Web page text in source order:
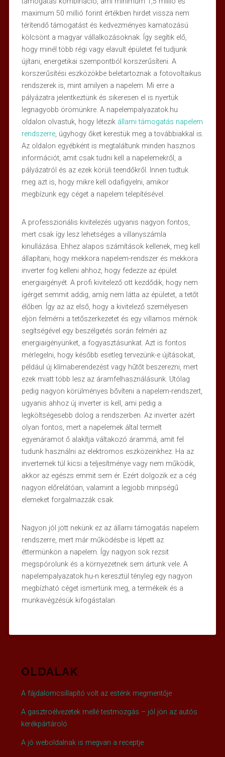
maximum 50 millió forint értékben hirdet vissza nem
térítendő támogatást és kedvezményes kamatozású
kölcsönt a magyar vállalkozásoknak. Így segítik elő,
hogy minél több régi vagy elavult épületet fel tudjunk
újítani, energetikai szempontból korszerűsíteni. A
korszerűsítési eszközökbe beletartoznak a fotovoltaikus
rendszerek is, mint amilyen a napelem. Mi erre a
pályázatra jelentkeztünk és sikeresen el is nyertük
legnagyobb örömünkre. A napelempalyazatok.hu
oldalon olvastuk, hogy létezik állami támogatás napelem
rendszerre, úgyhogy őket kerestük meg a továbbiakkal is.
Az oldalon egyébként is megtaláltunk minden hasznos
információt, amit csak tudni kell a napelemekről, a
pályázatról és az ezek körüli teendőkről. Innen tudtuk
meg azt is, hogy mikre kell odafigyelni, amikor
megbízunk egy céget a napelem telepítésével.
A professzionális kivitelezés ugyanis nagyon fontos,
mert csak így lesz lehetséges a villanyszámla
kinullázása. Ehhez alapos számítások kellenek, meg kell
állapítani, hogy mekkora napelem-rendszer és mekkora
inverter fog kelleni ahhoz, hogy fedezze az épület
energiaigényét. A profi kivitelező ott kezdődik, hogy nem
ígérget semmit addig, amíg nem látta az épületet, a tetőt
élőben. Így az az első, hogy a kivitelező személyesen
eljön felmérni a tetőszerkezetet és egy villamos mérnök
segítségével egy beszélgetés során felméri az
energiaigényünket, a fogyasztásunkat. Azt is fontos
mérlegelni, hogy később esetleg tervezünk-e újításokat,
például új klímaberendezést vagy hűtőt beszerezni, mert
ezek miatt több lesz az áramfelhasználásunk. Utólag
pedig nagyon körülményes bővíteni a napelem-rendszert,
ugyanis ahhoz új inverter is kell, ami pedig a
legköltségesebb dolog a rendszerben. Az inverter azért
olyan fontos, mert a napelemek által termelt
egyenáramot ő alakítja váltakozó árammá, amit fel
tudunk használni az elektromos eszközeinkhez. Ha az
inverternek túl kicsi a teljesítménye vagy nem működik,
akkor az egészs emmit sem ér. Ezért dolgozik ez a cég
nagyon előrelátóan, valamint a legjobb minpségű
elemeket forgalmazzák csak.
Nagyon jól jött nekünk ez az állami támogatás napelem
rendszerre, mert már működésbe is lépett az
éttermünkön a napelem. Így nagyon sok rezsit
megspórolunk és a környezetnek sem ártunk vele. A
napelempalyazatok.hu-n keresztül tényleg egy nagyon
megbízható céget ismertünk meg, a termékeik és a
munkavégzésük kifogástalan.
OLDALAK
A fájdalomcsillapító volt az esténk megmentője
A gasztroélvezetek mellé testmozgás – jól jön az autós
kerékpártároló
A jó weboldalnak is megvan a receptje